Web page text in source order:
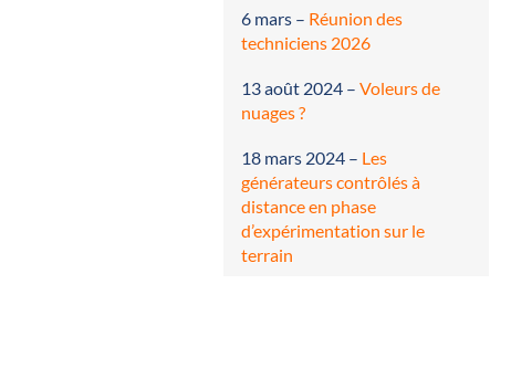
6 mars – Réunion des
techniciens 2026
13 août 2024 – Voleurs de
nuages ?
18 mars 2024 – Les
générateurs contrôlés à
distance en phase
d’expérimentation sur le
terrain